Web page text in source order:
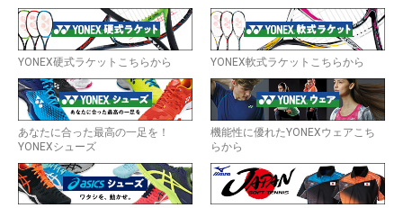
YONEX硬式ラケットこちらから YONEX軟式ラケットこちらから
あなたに合った最高の一足を！
YONEXシューズ
機能性に優れたYONEXウェアこち
らから